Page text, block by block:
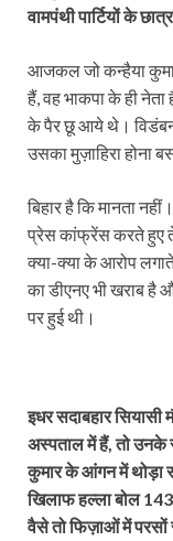
वामपंथी पार्टियों के
आजकल जो कन्हैया कुमार
हैं, वह भाकपा के ही
के पैर छू आये थे।
उसका मुज़ाहिरा होना
बिहार है कि मानता
प्रेस कांफ्रेंस करते हुए
क्या-क्या के आरोप
का डीएनए भी खराब है
पर हुई थी।
इधर सदाबहार सियासी
अस्पताल में हैं, तो उनके
कुमार के आंगन में थोड़ा
खिलाफ हल्ला बोल
वैसे तो फिज़ाओं में परसों